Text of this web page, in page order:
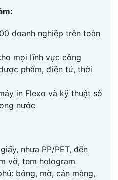
doanh nghiệp trên toàn
mọi lĩnh vực công
phẩm, điện tử, thời
in Flexo và kỹ thuật số
nước
nhựa PP/PET, đến
vỡ, tem hologram
bóng, mờ, cán màng,